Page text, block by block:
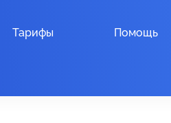
Тарифы Помощь